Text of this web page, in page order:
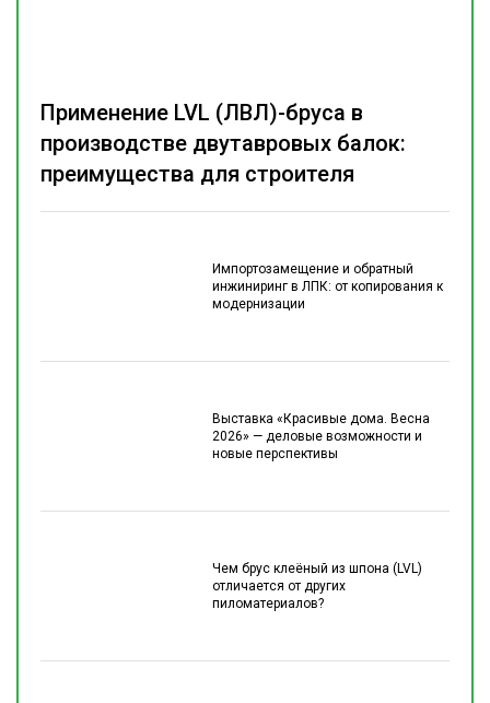
Импортозамещение и обратный
инжиниринг в ЛПК: от копирования к
модернизации
Выставка «Красивые дома. Весна
2026» — деловые возможности и
новые перспективы
Чем брус клеёный из шпона (LVL)
отличается от других
пиломатериалов?
Применение LVL (ЛВЛ)-бруса в
производстве двутавровых балок:
преимущества для строителя